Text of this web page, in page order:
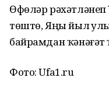
Өфөләр
төштө, Яңы йыл
байрамдан
Фото: Ufa1.ru